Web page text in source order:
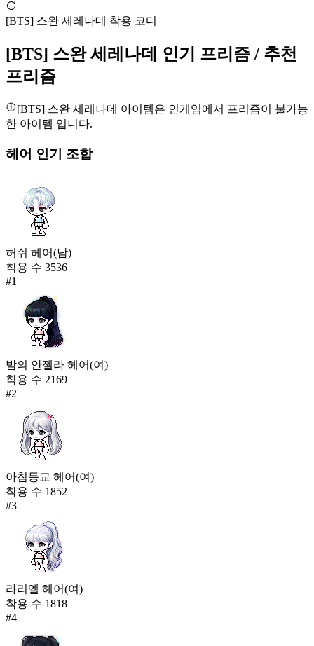
140,103
22
겨울나기 머플러
125,620
23
123,311
24
카링의 악기
109,268
새벽별 연회 케이프
106,450
프룻 리프
103,752
에버니아 케이프
101,723
스피릿 나인테일
96,749
아스트랄 케이프
93,589
[BTS] 스완 세레나데 착용 코디
[BTS] 스완 세레나데 인기 프리즘 / 추천
프리즘
[BTS] 스완 세레나데 아이템은 인게임에서 프리즘이 불가능
한 아이템 입니다.
헤어 인기 조합
허쉬 헤어(남)
착용 수 3536
#1
밤의 안젤라 헤어(여)
착용 수 2169
#2
아침등교 헤어(여)
착용 수 1852
#3
라리엘 헤어(여)
착용 수 1818
#4